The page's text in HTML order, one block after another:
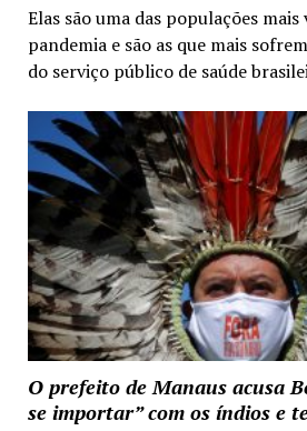
Elas são uma das populações
pandemia e são as que mais
do serviço público de saúde
O prefeito de Manaus acusa
se importar” com os índios e